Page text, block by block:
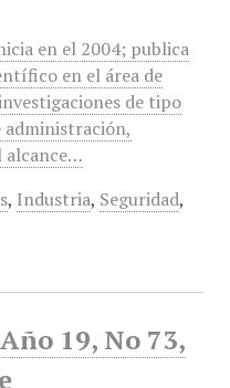
en el 2004; publica
en el área de
de tipo
administración,
alcance…
, Industria, Seguridad,
19, No 73,